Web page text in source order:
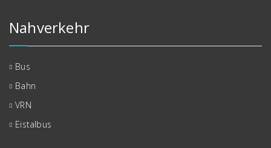
Nahverkehr
Bus
Bahn
VRN
Eistalbus